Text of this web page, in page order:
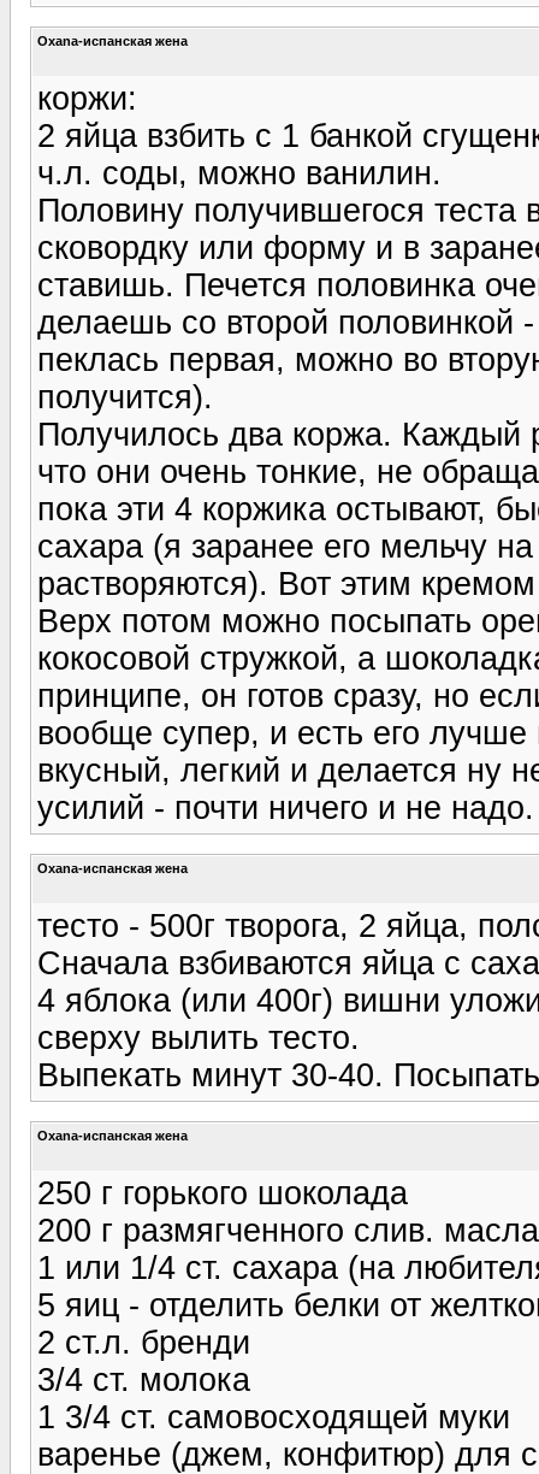
Oxana-испанская жена
коржи:
2 яйца взбить с 1 банкой
ч.л. соды, можно ванилин.
Половину получившегося
сковордку или форму и в
ставишь. Печется половинка
делаешь со второй
пеклась первая, можно во
получится).
Получилось два коржа.
что они очень тонкие, не
пока эти 4 коржика остывают,
сахара (я заранее его мельчу
растворяются). Вот этим
Верх потом можно посыпать
кокосовой стружкой, а
принципе, он готов сразу, но
вообще супер, и есть его лучше
вкусный, легкий и делается ну
усилий - почти ничего и не
Oxana-испанская жена
тесто - 500г творога, 2 яйца,
Сначала взбиваются яйца с
4 яблока (или 400г) вишни
сверху вылить тесто.
Выпекать минут 30-40.
Oxana-испанская жена
250 г горького шоколада
200 г размягченного слив. масла
1 или 1/4 ст. сахара (на
5 яиц - отделить белки от
2 ст.л. бренди
3/4 ст. молока
1 3/4 ст. самовосходящей муки
варенье (джем, конфитюр) для